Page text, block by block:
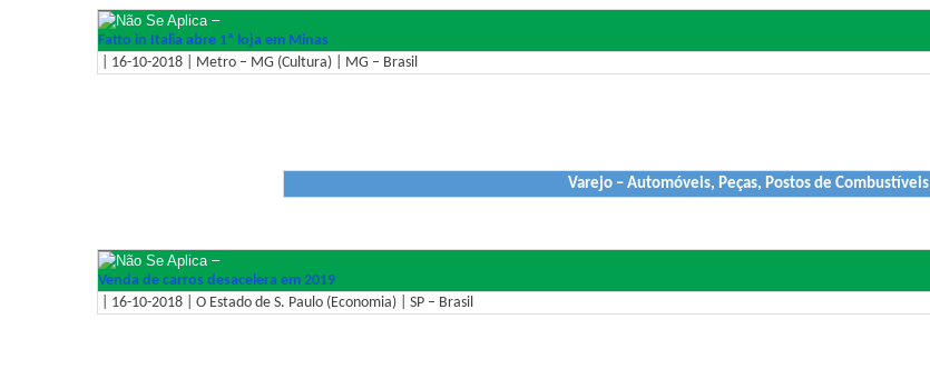
–
Fatto in Italia abre 1ª loja em Minas
| 16-10-2018 | Metro – MG (Cultura) | MG – Brasil
Varejo – Automóveis, Peças, Postos de Combustíveis
–
Venda de carros desacelera em 2019
| 16-10-2018 | O Estado de S. Paulo (Economia) | SP – Brasil